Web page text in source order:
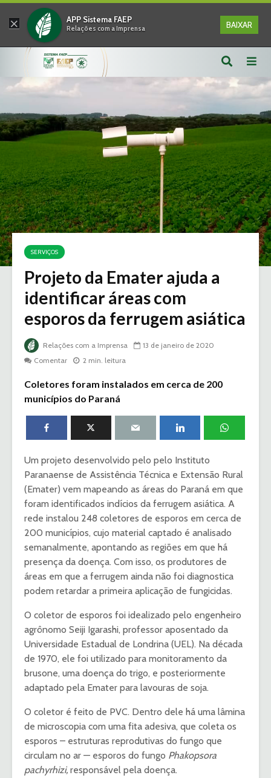
× APP Sistema FAEP
Relações com a Imprensa BAIXAR
SERVIÇOS
Projeto da Emater ajuda a
identificar áreas com
esporos da ferrugem asiática
Relações com a Imprensa
13 de janeiro de 2020
Comentar
2 min. leitura
Coletores foram instalados em cerca de 200
municípios do Paraná
Um projeto desenvolvido pelo pelo Instituto
Paranaense de Assistência Técnica e Extensão Rural
(Emater) vem mapeando as áreas do Paraná em que
foram identificados indícios da ferrugem asiática. A
rede instalou 248 coletores de esporos em cerca de
200 municípios, cujo material captado é analisado
semanalmente, apontando as regiões em que há
presença da doença. Com isso, os produtores de
áreas em que a ferrugem ainda não foi diagnostica
podem retardar a primeira aplicação de fungicidas.
O coletor de esporos foi idealizado pelo engenheiro
agrônomo Seiji Igarashi, professor aposentado da
Universidade Estadual de Londrina (UEL). Na década
de 1970, ele foi utilizado para monitoramento da
brusone, uma doença do trigo, e posteriormente
adaptado pela Emater para lavouras de soja.
O coletor é feito de PVC. Dentro dele há uma lâmina
de microscopia com uma fita adesiva, que coleta os
esporos – estruturas reprodutivas do fungo que
circulam no ar — esporos do fungo Phakopsora
pachyrhizi, responsável pela doença.